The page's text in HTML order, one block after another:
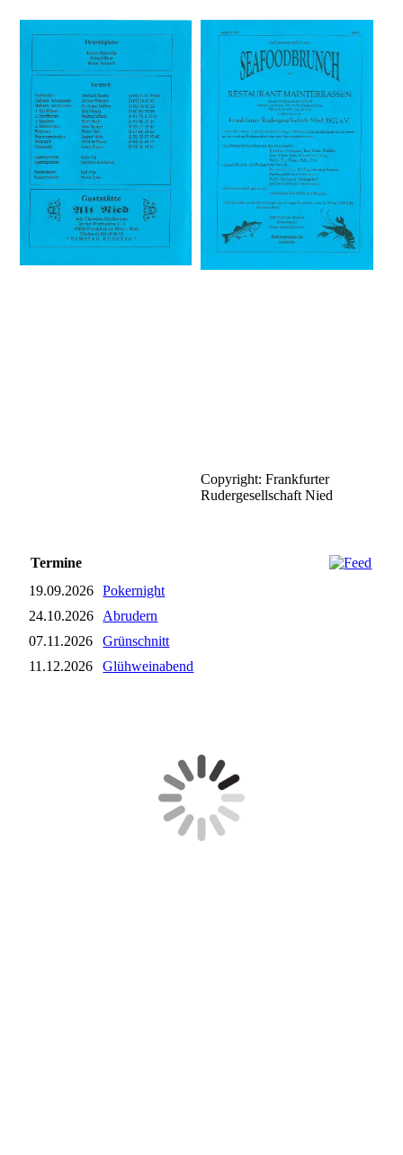
Copyright: Frankfurter
Rudergesellschaft Nied
Termine
19.09.2026
Pokernight
24.10.2026
Abrudern
07.11.2026
Grünschnitt
11.12.2026
Glühweinabend